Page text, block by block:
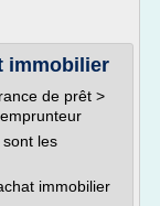
immobilier
de prêt >
les
immobilier